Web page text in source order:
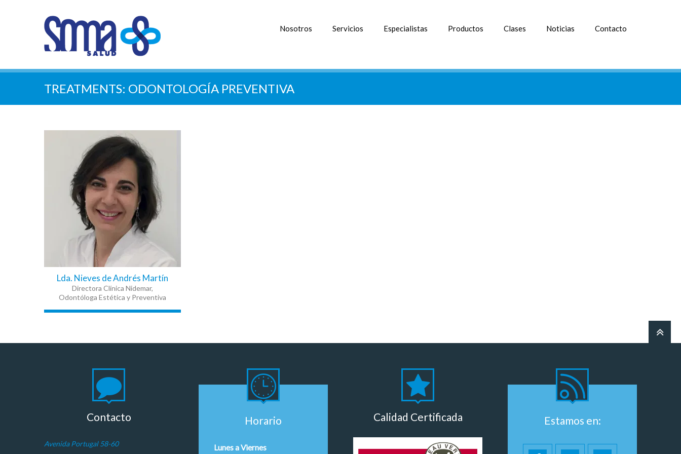
Nosotros Servicios Especialistas Productos Clases Noticias Contacto
TREATMENTS: ODONTOLOGÍA PREVENTIVA
Lda. Nieves de Andrés Martín
Directora Clínica Nidemar,
Odontóloga Estética y Preventiva
Contacto
Avenida Portugal 58-60
Horario
Lunes a Viernes
Calidad Certificada Estamos en: